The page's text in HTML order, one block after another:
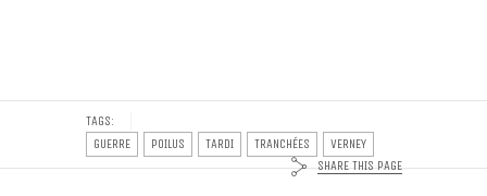
TAGS:
GUERRE
POILUS TARDI TRANCHÉES
VERNEY
SHARE THIS PAGE